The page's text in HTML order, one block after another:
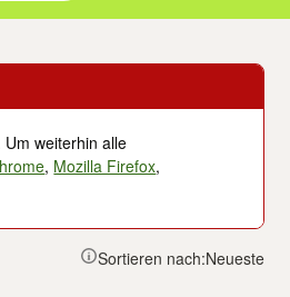
weiterhin alle
, Mozilla Firefox,
Sortieren nach:Neueste